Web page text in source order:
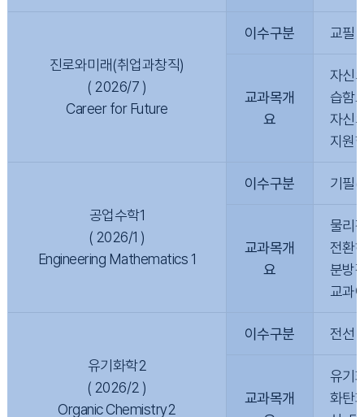
진로와미래(취업과창직)
( 2026/7 )
Career for Future
이수구분 교필
교과목개
요
자신
습함
자신
지원
공업수학1
( 2026/1 )
Engineering Mathematics 1
이수구분 기필(
교과목개
요
물리
전환
분방
교과
유기화학2
( 2026/2 )
Organic Chemistry2
이수구분 전선
교과목개
유기
화탄